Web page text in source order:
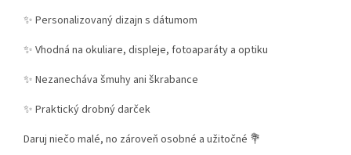
✨ Personalizovaný dizajn s dátumom
✨ Vhodná na okuliare, displeje, fotoaparáty a optiku
✨ Nezanecháva šmuhy ani škrabance
✨ Praktický drobný darček
Daruj niečo malé, no zároveň osobné a užitočné 💐